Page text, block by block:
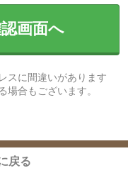
画面へ
スに間違いがあります
場合もございます。
戻る